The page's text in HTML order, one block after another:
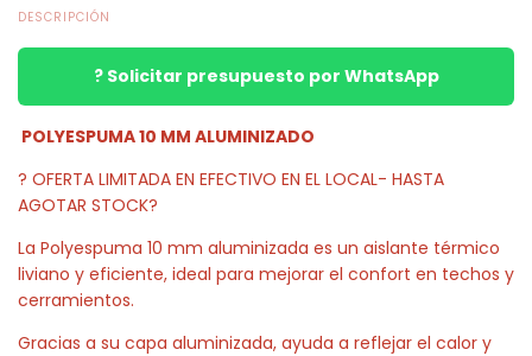
DESCRIPCIÓN
? Solicitar presupuesto por WhatsApp
POLYESPUMA 10 MM ALUMINIZADO
? OFERTA LIMITADA EN EFECTIVO EN EL LOCAL- HASTA
AGOTAR STOCK?
La Polyespuma 10 mm aluminizada es un aislante térmico
liviano y eficiente, ideal para mejorar el confort en techos y
cerramientos.
Gracias a su capa aluminizada, ayuda a reflejar el calor y